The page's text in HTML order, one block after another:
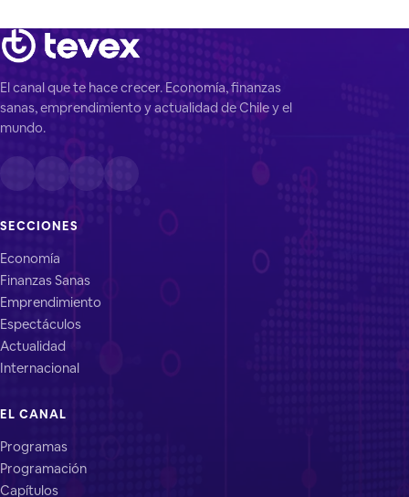
El canal que te hace crecer. Economía, finanzas
sanas, emprendimiento y actualidad de Chile y el
mundo.
SECCIONES
Economía
Finanzas Sanas
Emprendimiento
Espectáculos
Actualidad
Internacional
EL CANAL
Programas
Programación
Capítulos